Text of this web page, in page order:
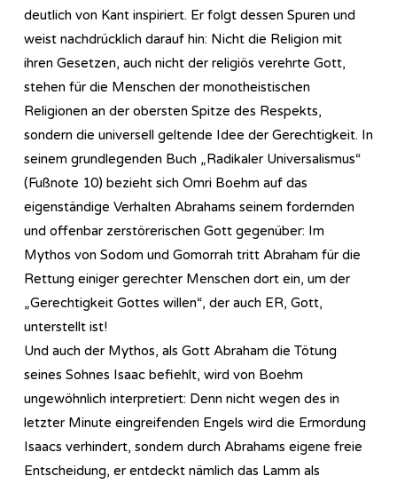
deutlich von Kant inspiriert. Er folgt dessen Spuren und
weist nachdrücklich darauf hin: Nicht die Religion mit
ihren Gesetzen, auch nicht der religiös verehrte Gott,
stehen für die Menschen der monotheistischen
Religionen an der obersten Spitze des Respekts,
sondern die universell geltende Idee der Gerechtigkeit. In
seinem grundlegenden Buch „Radikaler Universalismus“
(Fußnote 10) bezieht sich Omri Boehm auf das
eigenständige Verhalten Abrahams seinem fordernden
und offenbar zerstörerischen Gott gegenüber: Im
Mythos von Sodom und Gomorrah tritt Abraham für die
Rettung einiger gerechter Menschen dort ein, um der
„Gerechtigkeit Gottes willen“, der auch ER, Gott,
unterstellt ist!
Und auch der Mythos, als Gott Abraham die Tötung
seines Sohnes Isaac befiehlt, wird von Boehm
ungewöhnlich interpretiert: Denn nicht wegen des in
letzter Minute eingreifenden Engels wird die Ermordung
Isaacs verhindert, sondern durch Abrahams eigene freie
Entscheidung, er entdeckt nämlich das Lamm als